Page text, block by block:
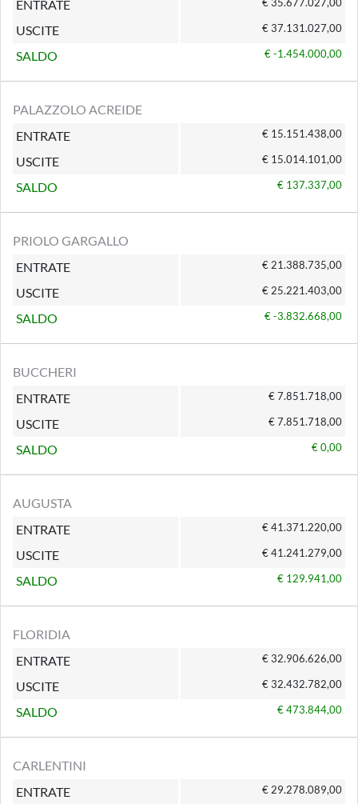
ENTRATE
USCITE € 37.131.027,00
SALDO € -1.454.000,00
PALAZZOLO ACREIDE
ENTRATE
€ 15.151.438,00
USCITE € 15.014.101,00
SALDO € 137.337,00
PRIOLO GARGALLO
ENTRATE
€ 21.388.735,00
USCITE € 25.221.403,00
SALDO € -3.832.668,00
BUCCHERI
ENTRATE
€ 7.851.718,00
USCITE € 7.851.718,00
SALDO € 0,00
AUGUSTA
ENTRATE
€ 41.371.220,00
USCITE € 41.241.279,00
SALDO € 129.941,00
FLORIDIA
ENTRATE
€ 32.906.626,00
USCITE € 32.432.782,00
SALDO € 473.844,00
CARLENTINI
ENTRATE
€ 29.278.089,00